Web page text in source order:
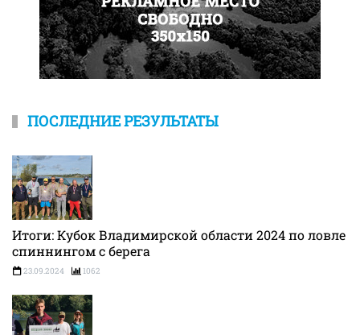
ПОСЛЕДНИЕ РЕЗУЛЬТАТЫ
Итоги: Кубок Владимирской области 2024 по ловле
спиннингом с берега
23.09.2024 1062